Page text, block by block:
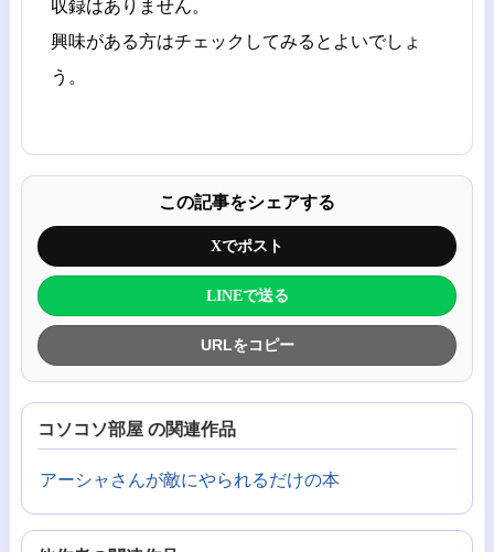
収録はありません。
興味がある方はチェックしてみるとよいでしょ
う。
この記事をシェアする
Xでポスト
LINEで送る
URLをコピー
コソコソ部屋 の関連作品
アーシャさんが敵にやられるだけの本